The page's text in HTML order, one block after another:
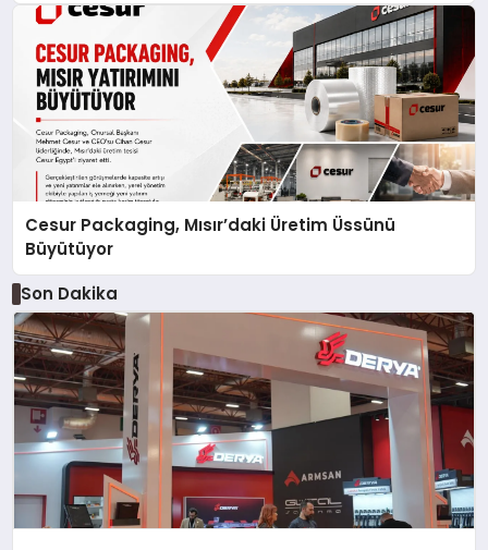
Cesur Packaging, Mısır’daki Üretim Üssünü
Büyütüyor
Son Dakika